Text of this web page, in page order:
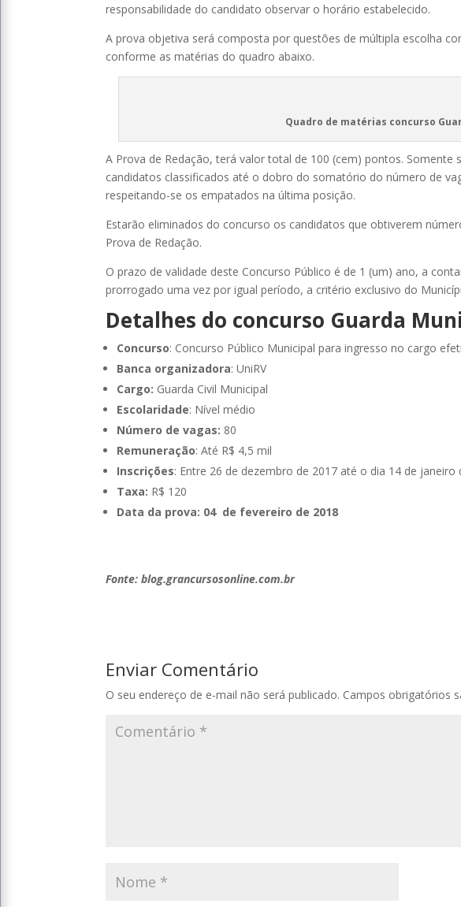
responsabilidade do candidato observar o horário estabelecido.
A prova objetiva será composta por questões de múltipla escolha
conforme as matérias do quadro abaixo.
Quadro de matérias concurso
A Prova de Redação, terá valor total de 100 (cem) pontos. Somente
candidatos classificados até o dobro do somatório do número de
respeitando-se os empatados na última posição.
Estarão eliminados do concurso os candidatos que obtiverem
Prova de Redação.
O prazo de validade deste Concurso Público é de 1 (um) ano, a
prorrogado uma vez por igual período, a critério exclusivo do
Detalhes do concurso Guarda
Concurso: Concurso Público Municipal para ingresso no cargo
Banca organizadora: UniRV
Cargo: Guarda Civil Municipal
Escolaridade: Nível médio
Número de vagas: 80
Remuneração: Até R$ 4,5 mil
Inscrições: Entre 26 de dezembro de 2017 até o dia 14 de janeiro
Taxa: R$ 120
Data da prova: 04 de fevereiro de 2018
Fonte: blog.grancursosonline.com.br
Enviar Comentário
O seu endereço de e-mail não será publicado. Campos obrigatórios